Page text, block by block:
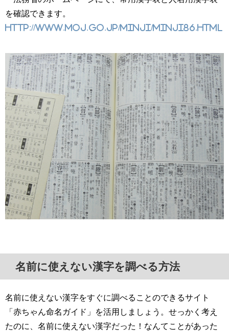
を確認できます。
http://www.moj.go.jp/MINJI/minji86.html
名前に使えない漢字を調べる方法
名前に使えない漢字をすぐに調べることのできるサイト
「赤ちゃん命名ガイド」を活用しましょう。せっかく考え
たのに、名前に使えない漢字だった！なんてことがあった